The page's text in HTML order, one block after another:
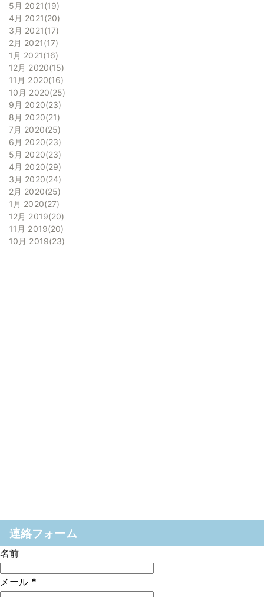
5月 2021 19
4月 2021 20
3月 2021 17
2月 2021 17
1月 2021 16
12月 2020 15
11月 2020 16
10月 2020 25
9月 2020 23
8月 2020 21
7月 2020 25
6月 2020 23
5月 2020 23
4月 2020 29
3月 2020 24
2月 2020 25
1月 2020 27
12月 2019 20
11月 2019 20
10月 2019 23
連絡フォーム
名前
メール *